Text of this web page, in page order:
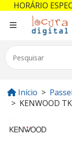
Início
KENWOOD
HORÁRIO